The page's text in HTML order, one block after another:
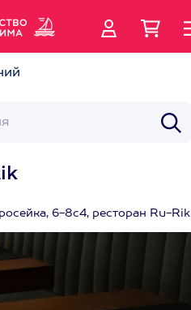
6-8с4, ресторан Ru-Rik